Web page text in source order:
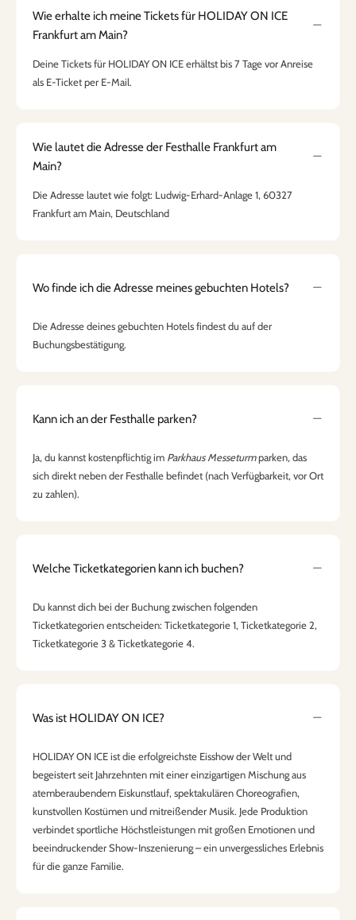
Wie erhalte ich meine Tickets für HOLIDAY ON ICE
Frankfurt am Main?
Deine Tickets für HOLIDAY ON ICE erhältst bis 7 Tage vor Anreise
als E-Ticket per E-Mail.
Wie lautet die Adresse der Festhalle Frankfurt am
Main?
Die Adresse lautet wie folgt: Ludwig-Erhard-Anlage 1, 60327
Frankfurt am Main, Deutschland
Wo finde ich die Adresse meines gebuchten Hotels?
Die Adresse deines gebuchten Hotels findest du auf der
Buchungsbestätigung.
Kann ich an der Festhalle parken?
Ja, du kannst kostenpflichtig im Parkhaus Messeturmparken, das
sich direkt neben der Festhalle befindet (nach Verfügbarkeit, vor Ort
zu zahlen).
Welche Ticketkategorien kann ich buchen?
Du kannst dich bei der Buchung zwischen folgenden
Ticketkategorien entscheiden: Ticketkategorie 1, Ticketkategorie 2,
Ticketkategorie 3 & Ticketkategorie 4.
Was ist HOLIDAY ON ICE?
HOLIDAY ON ICE ist die erfolgreichste Eisshow der Welt und
begeistert seit Jahrzehnten mit einer einzigartigen Mischung aus
atemberaubendem Eiskunstlauf, spektakulären Choreografien,
kunstvollen Kostümen und mitreißender Musik. Jede Produktion
verbindet sportliche Höchstleistungen mit großen Emotionen und
beeindruckender Show-Inszenierung – ein unvergessliches Erlebnis
für die ganze Familie.